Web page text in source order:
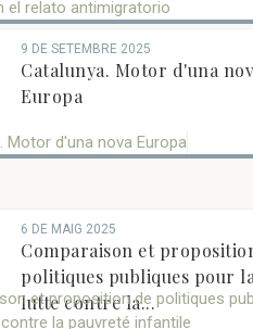
9 DE SETEMBRE 2025
Catalunya. Motor d'una
Europa
6 DE MAIG 2025
Comparaison et
politiques publiques pour la
lutte contre la...